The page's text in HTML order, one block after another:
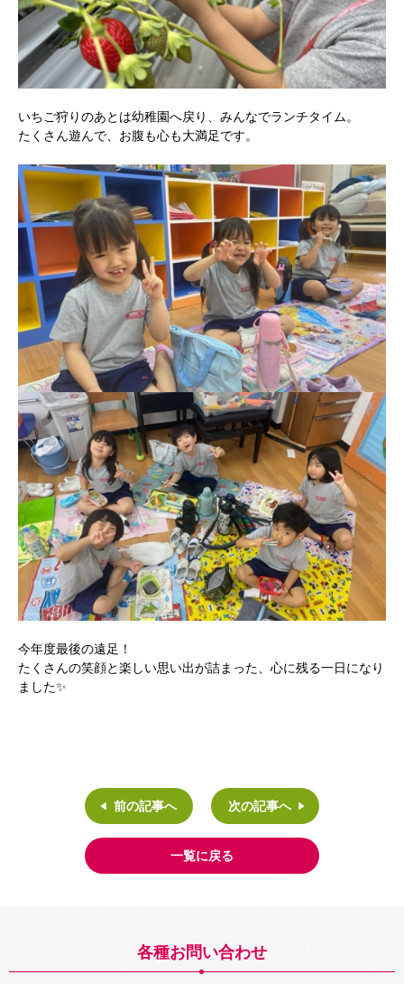
いちご狩りのあとは幼稚園へ戻り、みんなでランチタイム。
たくさん遊んで、お腹も心も大満足です。
今年度最後の遠足！
たくさんの笑顔と楽しい思い出が詰まった、心に残る一日になり
ました✨
前の記事へ 次の記事へ
一覧に戻る
各種お問い合わせ